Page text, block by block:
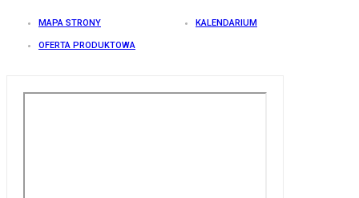
MAPA STRONY KALENDARIUM
OFERTA PRODUKTOWA